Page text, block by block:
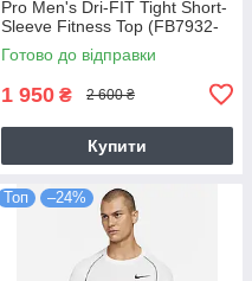
Pro Men's Dri-FIT Tight Short-
Sleeve Fitness Top (FB7932-
010)
Готово до відправки
1 950 ₴ 2 600 ₴
Купити
Топ –24%